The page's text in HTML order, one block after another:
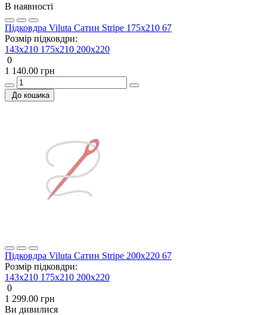
В наявності
Підковдра Viluta Сатин Stripe 175х210 67
Розмір підковдри:
143x210 175x210 200х220
0
1 140.00 грн
До кошика
Підковдра Viluta Сатин Stripe 200х220 67
Розмір підковдри:
143x210 175x210 200х220
0
1 299.00 грн
Ви дивилися